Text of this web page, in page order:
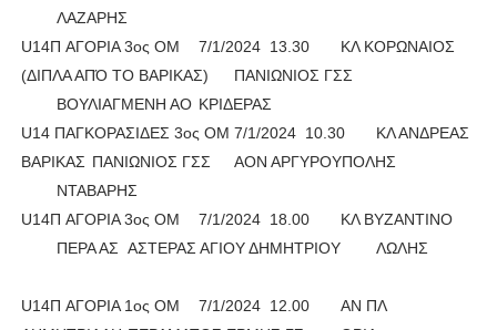
ΛΑΖΑΡΗΣ
U14Π AΓΟΡΙΑ 3ος ΟΜ
7/1/2024 13.30
ΚΛ ΚΟΡΩΝΑΙΟΣ
(ΔΙΠΛΑ ΑΠΌ ΤΟ ΒΑΡΙΚΑΣ)
ΠΑΝΙΩΝΙΟΣ ΓΣΣ
ΒΟΥΛΙΑΓΜΕΝΗ ΑΟ ΚΡΙΔΕΡΑΣ
U14 ΠΑΓΚΟΡΑΣΙΔΕΣ 3ος ΟΜ 7/1/2024 10.30
ΚΛ ΑΝΔΡΕΑΣ
ΒΑΡΙΚΑΣ ΠΑΝΙΩΝΙΟΣ ΓΣΣ
ΑΟΝ ΑΡΓΥΡΟΥΠΟΛΗΣ
ΝΤΑΒΑΡΗΣ
U14Π AΓΟΡΙΑ 3ος ΟΜ
7/1/2024 18.00
ΚΛ ΒΥΖΑΝΤΙΝΟ
ΠΕΡΑ ΑΣ ΑΣΤΕΡΑΣ ΑΓΙΟΥ ΔΗΜΗΤΡΙΟΥ ΛΩΛΗΣ
U14Π AΓΟΡΙΑ 1ος ΟΜ 7/1/2024 12.00
ΑΝ ΠΛ